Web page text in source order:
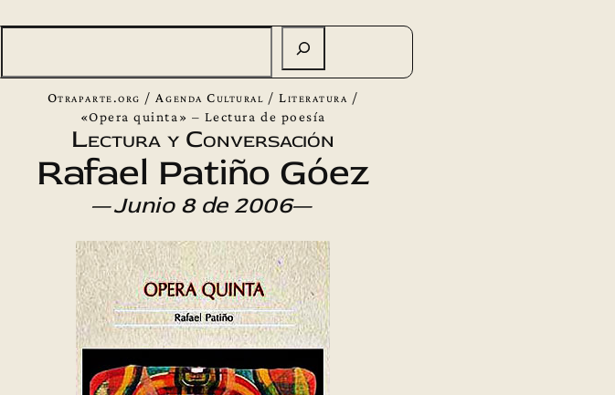
Otraparte.org / Agenda Cultural /Literatura /
«Opera quinta» – Lectura de poesía
Lectura y Conversación
Rafael Patiño Góez
—Junio 8 de 2006—